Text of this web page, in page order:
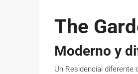
The
Moderno y
Un Residencial diferente